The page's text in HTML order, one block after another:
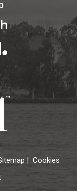
Cookies